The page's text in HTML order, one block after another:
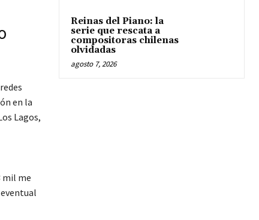
en la
Lagos,
mil me
Reinas del Piano: la
serie que rescata a
compositoras chilenas
olvidadas
agosto 7, 2026